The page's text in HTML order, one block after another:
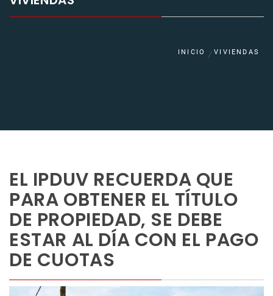
INICIO VIVIENDAS
EL IPDUV RECUERDA QUE
PARA OBTENER EL TÍTULO
DE PROPIEDAD, SE DEBE
ESTAR AL DÍA CON EL PAGO
DE CUOTAS